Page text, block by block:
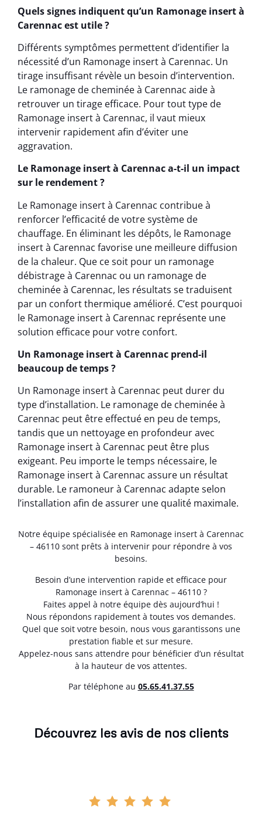
Quels signes indiquent qu’un Ramonage insert à
Carennac est utile ?
Différents symptômes permettent d’identifier la
nécessité d’un Ramonage insert à Carennac. Un
tirage insuffisant révèle un besoin d’intervention.
Le ramonage de cheminée à Carennac aide à
retrouver un tirage efficace. Pour tout type de
Ramonage insert à Carennac, il vaut mieux
intervenir rapidement afin d’éviter une
aggravation.
Le Ramonage insert à Carennac a-t-il un impact
sur le rendement ?
Le Ramonage insert à Carennac contribue à
renforcer l’efficacité de votre système de
chauffage. En éliminant les dépôts, le Ramonage
insert à Carennac favorise une meilleure diffusion
de la chaleur. Que ce soit pour un ramonage
débistrage à Carennac ou un ramonage de
cheminée à Carennac, les résultats se traduisent
par un confort thermique amélioré. C’est pourquoi
le Ramonage insert à Carennac représente une
solution efficace pour votre confort.
Un Ramonage insert à Carennac prend-il
beaucoup de temps ?
Un Ramonage insert à Carennac peut durer du
type d’installation. Le ramonage de cheminée à
Carennac peut être effectué en peu de temps,
tandis que un nettoyage en profondeur avec
Ramonage insert à Carennac peut être plus
exigeant. Peu importe le temps nécessaire, le
Ramonage insert à Carennac assure un résultat
durable. Le ramoneur à Carennac adapte selon
l’installation afin de assurer une qualité maximale.
Notre équipe spécialisée en Ramonage insert à Carennac
– 46110 sont prêts à intervenir pour répondre à vos
besoins.
Besoin d’une intervention rapide et efficace pour
Ramonage insert à Carennac – 46110 ?
Faites appel à notre équipe dès aujourd’hui !
Nous répondons rapidement à toutes vos demandes.
Quel que soit votre besoin, nous vous garantissons une
prestation fiable et sur mesure.
Appelez-nous sans attendre pour bénéficier d’un résultat
à la hauteur de vos attentes.
Par téléphone au 05.65.41.37.55
Découvrez les avis de nos clients